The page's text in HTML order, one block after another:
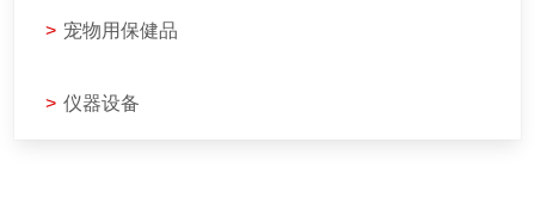
> 宠物用保健品
> 仪器设备